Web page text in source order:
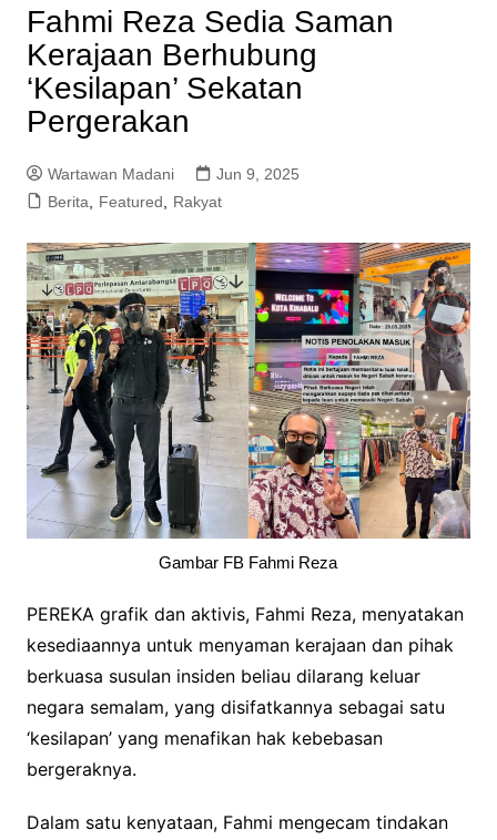
Fahmi Reza Sedia Saman
Kerajaan Berhubung
‘Kesilapan’ Sekatan
Pergerakan
Wartawan Madani
Jun 9, 2025
Berita, Featured, Rakyat
Gambar FB Fahmi Reza
PEREKA grafik dan aktivis, Fahmi Reza, menyatakan
kesediaannya untuk menyaman kerajaan dan pihak
berkuasa susulan insiden beliau dilarang keluar
negara semalam, yang disifatkannya sebagai satu
‘kesilapan’ yang menafikan hak kebebasan
bergeraknya.
Dalam satu kenyataan, Fahmi mengecam tindakan